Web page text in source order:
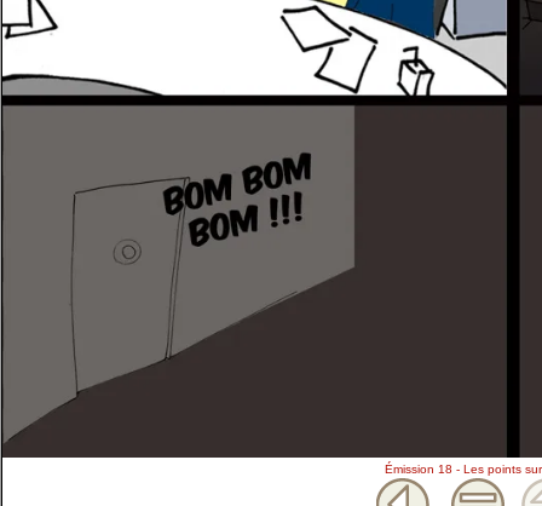
Émission 18 - Les points